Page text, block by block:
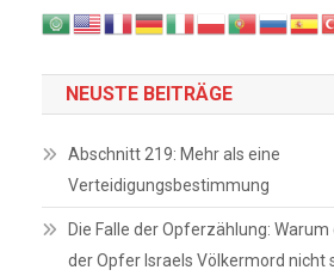
NEUSTE BEITRÄGE
Abschnitt 219: Mehr als eine
Verteidigungsbestimmung
Die Falle der Opferzählung: Warum
der Opfer Israels Völkermord nicht